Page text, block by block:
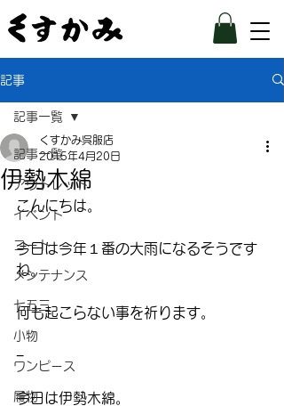
記事
記事一覧
アウトレット
イベント
コート
メンテナンス
七五三
小物
ワンピース
履物
記事一覧
伊勢木綿
くすかみ呉服店
2015年4月20日
こんにちは。
今日は今年１番の大雨になるそうです
ね。
何も起こらない事を祈ります。
−
今日は伊勢木綿。